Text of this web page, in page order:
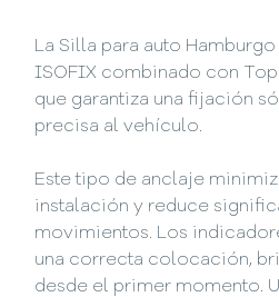
La Silla para auto
ISOFIX combinado con Top
que garantiza una fijación
precisa al vehículo.
Este tipo de anclaje
instalación y reduce
movimientos. Los
una correcta colocación,
desde el primer momento.